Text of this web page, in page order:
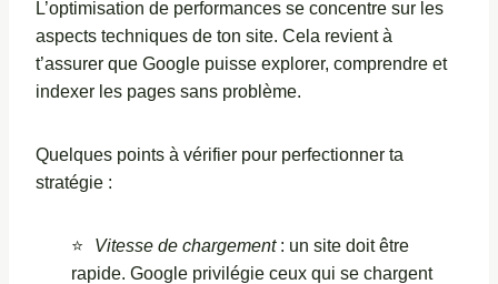
L’optimisation de performances se concentre sur les
aspects techniques de ton site. Cela revient à
t’assurer que Google puisse explorer, comprendre et
indexer les pages sans problème.
Quelques points à vérifier pour perfectionner ta
stratégie :
Vitesse de chargement : un site doit être
rapide. Google privilégie ceux qui se chargent